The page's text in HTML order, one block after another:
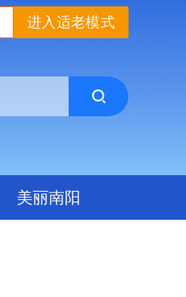
进入适老模式
美丽南阳